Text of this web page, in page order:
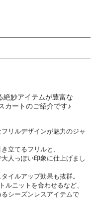
絶妙アイテムが豊富な
カートのご紹介です♪
リルデザインが魅力のジャ
立てるフリルと、
人っぽい印象に仕上げま し
タイルアップ効果も抜群。
ルニットを合わせるなど、
シーズンレスアイテムで